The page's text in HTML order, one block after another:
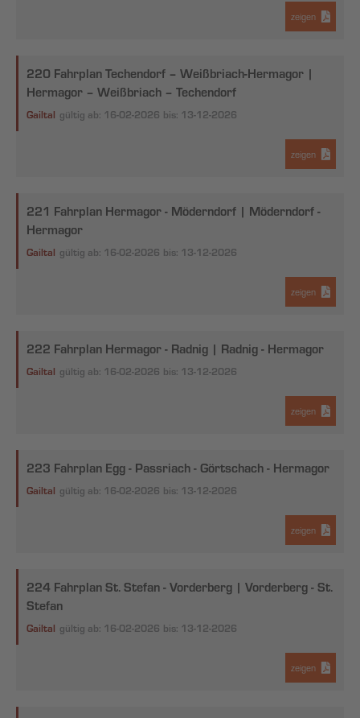
zeigen
220 Fahrplan Techendorf – Weißbriach-Hermagor |
Hermagor – Weißbriach – Techendorf
Gailtal gültig ab: 16-02-2026 bis: 13-12-2026
zeigen
221 Fahrplan Hermagor - Möderndorf | Möderndorf -
Hermagor
Gailtal gültig ab: 16-02-2026 bis: 13-12-2026
zeigen
222 Fahrplan Hermagor - Radnig | Radnig - Hermagor
Gailtal gültig ab: 16-02-2026 bis: 13-12-2026
zeigen
223 Fahrplan Egg - Passriach - Görtschach - Hermagor
Gailtal gültig ab: 16-02-2026 bis: 13-12-2026
zeigen
224 Fahrplan St. Stefan - Vorderberg | Vorderberg - St.
Stefan
Gailtal gültig ab: 16-02-2026 bis: 13-12-2026
zeigen